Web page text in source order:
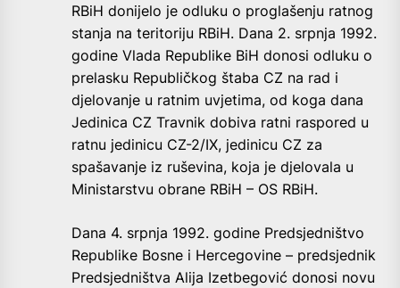
RBiH donijelo je odluku o proglašenju ratnog
stanja na teritoriju RBiH. Dana 2. srpnja 1992.
godine Vlada Republike BiH donosi odluku o
prelasku Republičkog štaba CZ na rad i
djelovanje u ratnim uvjetima, od koga dana
Jedinica CZ Travnik dobiva ratni raspored u
ratnu jedinicu CZ-2/IX, jedinicu CZ za
spašavanje iz ruševina, koja je djelovala u
Ministarstvu obrane RBiH – OS RBiH.
Dana 4. srpnja 1992. godine Predsjedništvo
Republike Bosne i Hercegovine – predsjednik
Predsjedništva Alija Izetbegović donosi novu